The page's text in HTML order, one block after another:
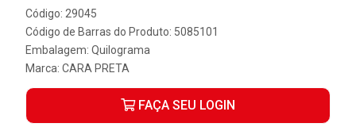
Código: 29045
Código de Barras do Produto: 5085101
Embalagem: Quilograma
Marca: CARA PRETA
FAÇA SEU LOGIN